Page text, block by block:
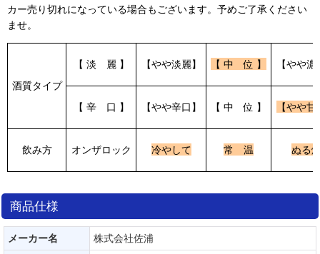
カー売り切れになっている場合もございます。予めご了承ください
ませ。
酒質タイプ
【 淡 麗 】 【やや淡麗】 【 中 位 】 【やや
【 辛 口 】 【やや辛口】 【 中 位 】 【やや
飲み方 オンザロック 冷やして 常 温 ぬる
商品仕様
メーカー名
株式会社佐浦